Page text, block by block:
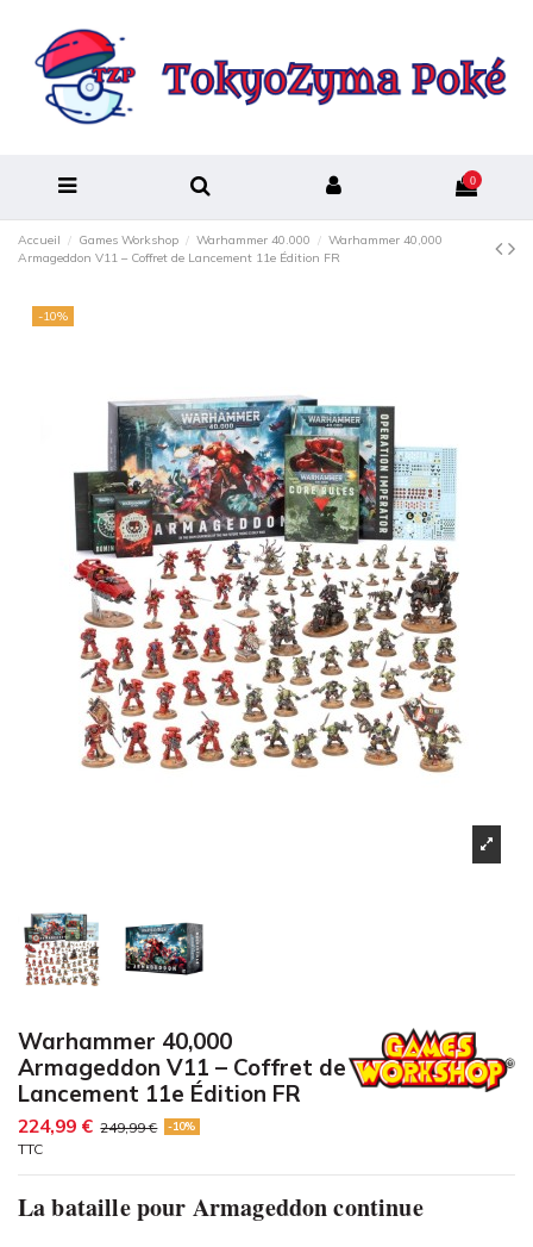
0
Accueil Games Workshop Warhammer 40.000
Warhammer 40,000
Armageddon V11 – Coffret de Lancement 11e Édition FR
-10%
Warhammer 40,000
Armageddon V11 – Coffret de
Lancement 11e Édition FR
224,99 € 249,99 € -10%
TTC
La bataille pour Armageddon continue